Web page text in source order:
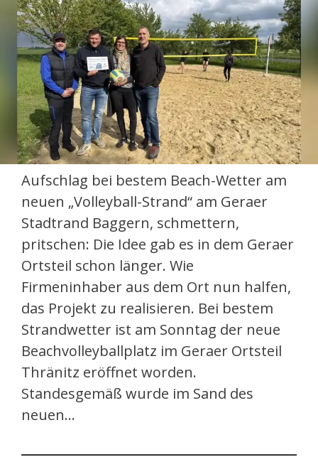
Aufschlag bei bestem Beach-Wetter am
neuen „Volleyball-Strand“ am Geraer
Stadtrand Baggern, schmettern,
pritschen: Die Idee gab es in dem Geraer
Ortsteil schon länger. Wie
Firmeninhaber aus dem Ort nun halfen,
das Projekt zu realisieren. Bei bestem
Strandwetter ist am Sonntag der neue
Beachvolleyballplatz im Geraer Ortsteil
Thränitz eröffnet worden.
Standesgemäß wurde im Sand des
neuen…